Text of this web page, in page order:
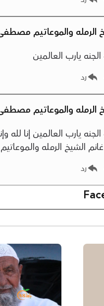
الرمله والموعاتيم
يارب العالمين
رد
الرمله والموعاتيم
يارب العالمين إنا لله
الشيخ الرمله
رد